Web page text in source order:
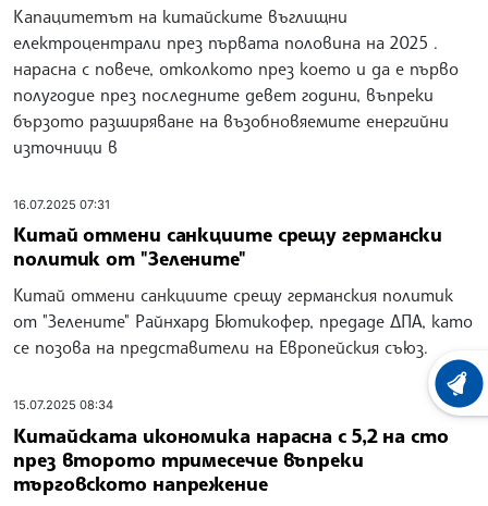
Капацитетът на китайските въглищни
електроцентрали през първата половина на 2025 .
нарасна с повече, отколкото през което и да е първо
полугодие през последните девет години, въпреки
бързото разширяване на възобновяемите енергийни
източници в
16.07.2025 07:31
Китай отмени санкциите срещу германски
политик от "Зелените"
Китай отмени санкциите срещу германския политик
от "Зелените" Райнхард Бютикофер, предаде ДПА, като
се позова на представители на Европейския съюз.
15.07.2025 08:34
Китайската икономика нарасна с 5,2 на сто
през второто тримесечие въпреки
търговското напрежение